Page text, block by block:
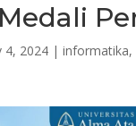
4, 2024 |informatika,